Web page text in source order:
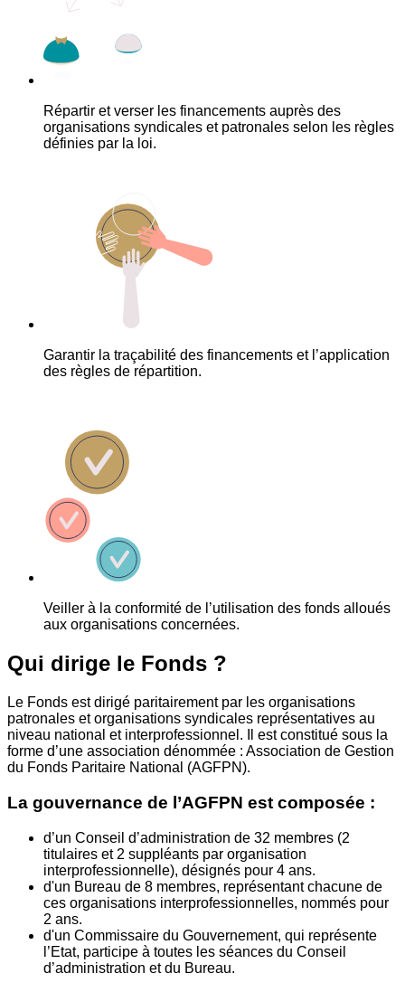
Répartir et verser les financements auprès des
organisations syndicales et patronales selon les règles
définies par la loi.
Garantir la traçabilité des financements et l’application
des règles de répartition.
Veiller à la conformité de l’utilisation des fonds alloués
aux organisations concernées.
Qui dirige le Fonds ?
Le Fonds est dirigé paritairement par les organisations
patronales et organisations syndicales représentatives au
niveau national et interprofessionnel. Il est constitué sous la
forme d’une association dénommée : Association de Gestion
du Fonds Paritaire National (AGFPN).
La gouvernance de l’AGFPN est composée :
d’un Conseil d’administration de 32 membres (2
titulaires et 2 suppléants par organisation
interprofessionnelle), désignés pour 4 ans.
d'un Bureau de 8 membres, représentant chacune de
ces organisations interprofessionnelles, nommés pour
2 ans.
d'un Commissaire du Gouvernement, qui représente
l’Etat, participe à toutes les séances du Conseil
d’administration et du Bureau.